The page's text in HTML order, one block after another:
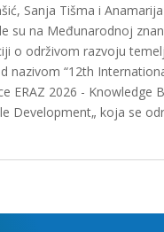
Sanja Tišma i
su na Međunarodnoj
o održivom razvoju
nazivom “12th
ERAZ 2026 - Knowledge
Development„ koja se